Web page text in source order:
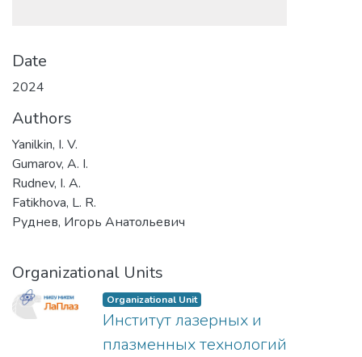
Date
2024
Authors
Yanilkin, I. V.
Gumarov, A. I.
Rudnev, I. A.
Fatikhova, L. R.
Руднев, Игорь Анатольевич
Organizational Units
Organizational Unit
Институт лазерных и
плазменных технологий